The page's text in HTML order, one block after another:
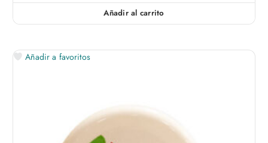
Añadir al carrito
Añadir a favoritos